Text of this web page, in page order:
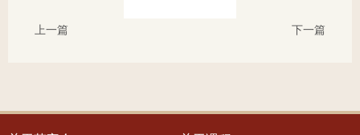
上一篇 下一篇